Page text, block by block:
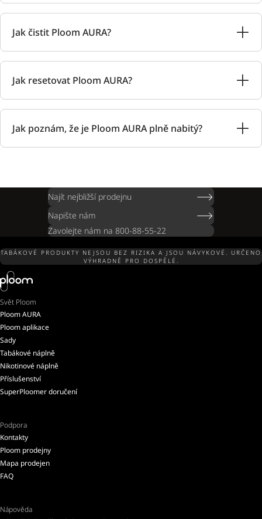
Jak čistit Ploom AURA?
Jak resetovat Ploom AURA?
Jak poznám, že je Ploom AURA plně nabitý?
Najít nejbližší prodejnu
Napište nám
Zavolejte nám na 800-88-55-22
TABÁKOVÉ PRODUKTY NEJSOU BEZ RIZIKA A JSOU NÁVYKOVÉ. URČENO
VÝHRADNĚ PRO DOSPĚLÉ.
Svět Ploom
Ploom AURA
Ploom aplikace
Sady
Tabákové náplně
Nikotinové náplně
Příslušenství
SuperPloomer doručení
Podpora
Kontakty
Ploom prodejny
Mapa prodejen
FAQ
Nápověda